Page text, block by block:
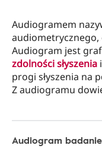
Audiogramem
audiometrycznego,
Audiogram jest
zdolności słyszenia
progi słyszenia na
Z audiogramu
Audiogram